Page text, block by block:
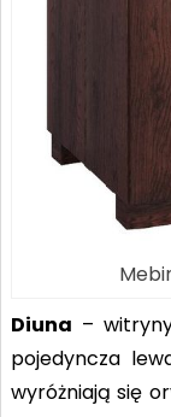
Diuna –
pojedyncza
wyróżniają się